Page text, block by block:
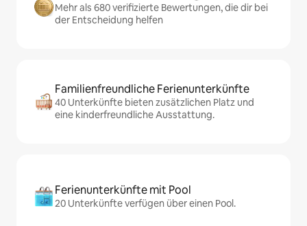
Mehr als 680 verifizierte Bewertungen, die dir bei
der Entscheidung helfen
Familienfreundliche Ferienunterkünfte
40 Unterkünfte bieten zusätzlichen Platz und
eine kinderfreundliche Ausstattung.
Ferienunterkünfte mit Pool
20 Unterkünfte verfügen über einen Pool.